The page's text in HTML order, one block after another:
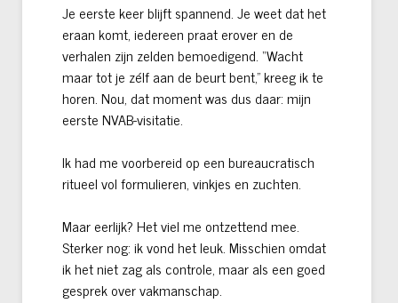
Je eerste keer blijft spannend. Je weet dat het
eraan komt, iedereen praat erover en de
verhalen zijn zelden bemoedigend. “Wacht
maar tot je zélf aan de beurt bent,” kreeg ik te
horen. Nou, dat moment was dus daar: mijn
eerste NVAB-visitatie.
Ik had me voorbereid op een bureaucratisch
ritueel vol formulieren, vinkjes en zuchten.
Maar eerlijk? Het viel me ontzettend mee.
Sterker nog: ik vond het leuk. Misschien omdat
ik het niet zag als controle, maar als een goed
gesprek over vakmanschap.